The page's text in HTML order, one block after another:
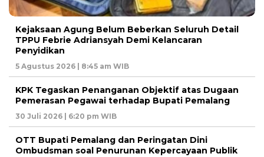
Kejaksaan Agung Belum Beberkan Seluruh Detail
TPPU Febrie Adriansyah Demi Kelancaran
Penyidikan
5 Agustus 2026 | 8:45 am WIB
KPK Tegaskan Penanganan Objektif atas Dugaan
Pemerasan Pegawai terhadap Bupati Pemalang
30 Juli 2026 | 6:20 pm WIB
OTT Bupati Pemalang dan Peringatan Dini
Ombudsman soal Penurunan Kepercayaan Publik